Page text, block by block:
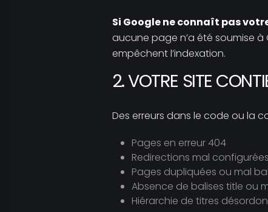
Si Google ne connaît pas
aucune page n’a été soumise à
empêchent l’indexation.
2. VOTRE SITE
Des erreurs dans le code ou la
Pages en erreur 404
Redirections mal configurées
Pages dupliquées ou mal
Absence de balises title ou
Hiérarchie de titres